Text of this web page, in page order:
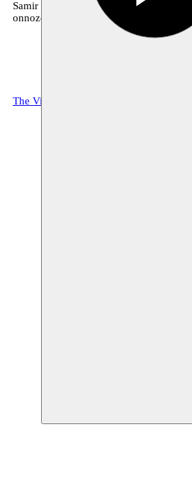
Samir ging de straat op in Antwerpen
onnozelaars”,… Vanwaar deze
The Virtuous City